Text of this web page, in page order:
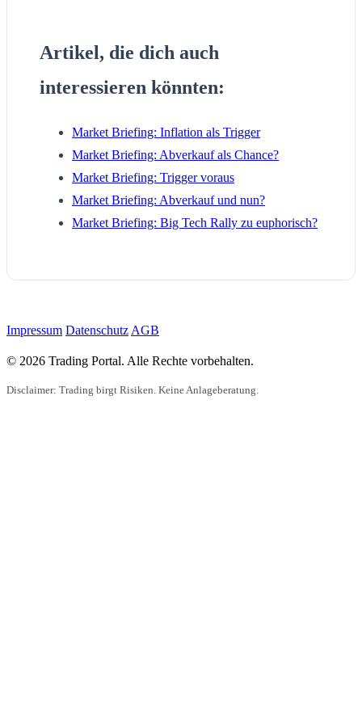
Artikel, die dich auch
interessieren könnten:
Market Briefing: Inflation als Trigger
Market Briefing: Abverkauf als Chance?
Market Briefing: Trigger voraus
Market Briefing: Abverkauf und nun?
Market Briefing: Big Tech Rally zu euphorisch?
Impressum Datenschutz AGB
© 2026 Trading Portal. Alle Rechte vorbehalten.
Disclaimer: Trading birgt Risiken. Keine Anlageberatung.